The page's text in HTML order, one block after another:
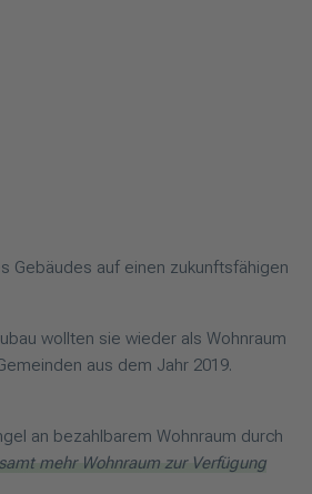
Gebäudes auf einen zukunftsfähigen
wollten sie wieder als Wohnraum
aus dem Jahr 2019.
an bezahlbarem Wohnraum durch
mehr Wohnraum zur Verfügung